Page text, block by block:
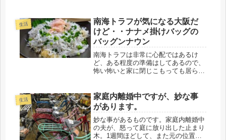
卓球女子に、雨足を見ながら家を出る
と、遅れる旨、ラインで連絡。さぼっ
た...
生活
南海トラフが気になる大阪だ
けど・・ナナメ掛けバッグの
バッグンナウン
南海トラフは非常に心配ではあるけ
ど、ある程度の準備はしてあるので、
怖い怖いと家に閉じこもっても居られ
を養うべく、筋トレジムに励んだ。オ
リンピックの卓球フランス選手が、配
給さ...
生活
家庭内離婚中ですが、妙な事
があります。
妙な事があるものです。家庭内離婚中
の夫が、怒って庭に放り出した止まり
木。1週間ほどして、また元の位置に